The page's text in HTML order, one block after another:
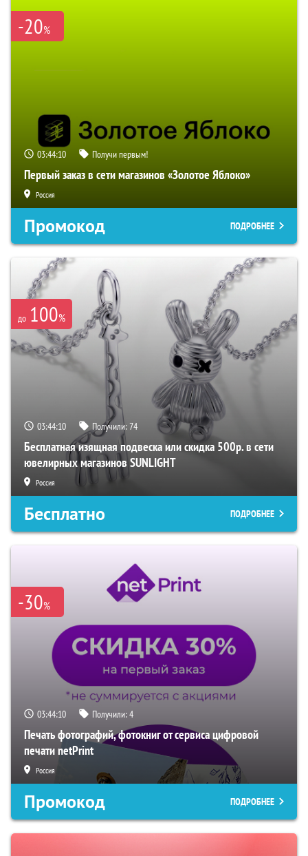
-20%
03:44:09 Получи первым!
Первый заказ в сети магазинов «Золотое Яблоко»
Россия
Промокод ПОДРОБНЕЕ
до 100%
03:44:09 Получили:74
Бесплатная изящная подвеска или скидка 500р. в сети
ювелирных магазинов SUNLIGHT
Россия
Бесплатно ПОДРОБНЕЕ
-30%
03:44:09 Получили:4
Печать фотографий, фотокниг от сервиса цифровой
печати netPrint
Россия
Промокод ПОДРОБНЕЕ